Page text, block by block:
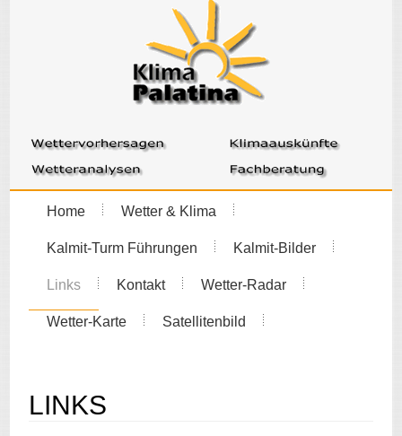
Home Wetter & Klima
Kalmit-Turm Führungen Kalmit-Bilder
Links Kontakt Wetter-Radar
Wetter-Karte Satellitenbild
LINKS